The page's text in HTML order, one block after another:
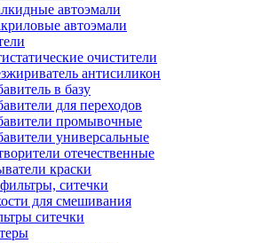
автоэмали
автоэмали
очистители
антисиликон
в базу
для переходов
промывочные
универсальные
отечественные
краски
ситечки
для смешивания
ситечки